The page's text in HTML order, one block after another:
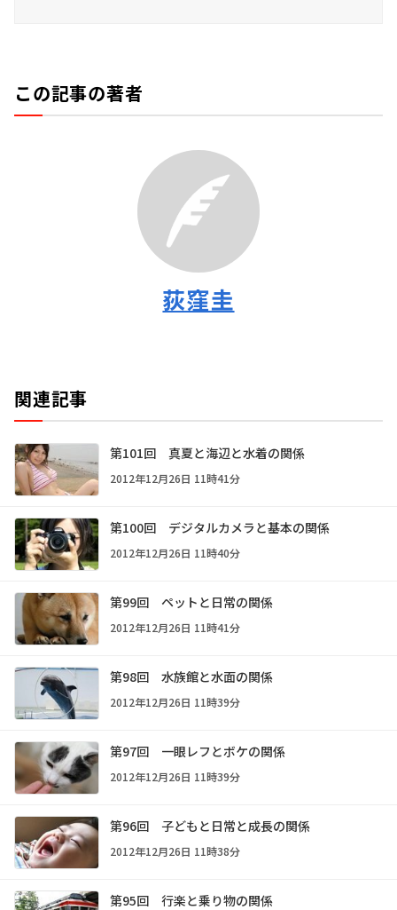
この記事の著者
荻窪圭
関連記事
第101回 真夏と海辺と水着の関係
2012年12月26日 11時41分
第100回 デジタルカメラと基本の関係
2012年12月26日 11時40分
第99回 ペットと日常の関係
2012年12月26日 11時41分
第98回 水族館と水面の関係
2012年12月26日 11時39分
第97回 一眼レフとボケの関係
2012年12月26日 11時39分
第96回 子どもと日常と成長の関係
2012年12月26日 11時38分
第95回 行楽と乗り物の関係